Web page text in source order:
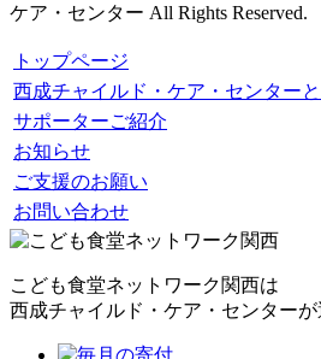
ケア・センター All Rights Reserved.
トップページ
西成チャイルド・ケア・センター
サポーターご紹介
お知らせ
ご支援のお願い
お問い合わせ
こども食堂ネットワーク関西は
西成チャイルド・ケア・センター